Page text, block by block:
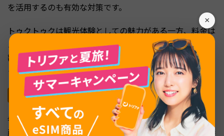
×
を活用するのも有効な対策です。
トゥクトゥクは観光体験としての魅力がある一方、料金は
メーター制ではなく交渉制です。乗車前に必ず行き先と金
額をはっきり決め、相場を事前に調べてから乗ることでぼ
ったくりを避けられます。
親切を装った詐欺・宝石詐欺
寺院前で「今日は特別な祝日で入れない、代わりに別の場
所に案内する」と声をかけてくる詐欺は、バンコクで定番